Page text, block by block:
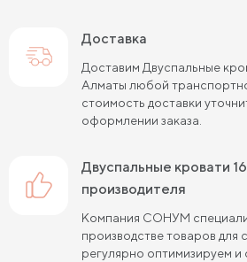
Доставка
Доставим Двуспальные
Алматы любой
стоимость доставки
оформлении заказа.
Двуспальные кровати 160х200 см от
производителя
Компания СОНУМ
производстве товаров для
регулярно оптимизируем